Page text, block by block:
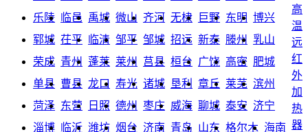
乐陵 临邑 禹城 微山 齐河 无棣 巨野 东明 博兴
郓城 茌平 临清 邹平 邹城 招远 新泰 滕州
乳山
荣成 青州 蓬莱 莱州 莒县 桓台 广饶 高密 肥城
单县 曹县 龙口 寿光 诸城 垦利 章丘 莱芜 滨州
菏泽 东营 日照 德州 枣庄 威海 聊城 泰安 济宁
淄博 临沂 潍坊 烟台 济南 青岛 山东 格尔木 海南
高
温
远
红
外
加
热
器